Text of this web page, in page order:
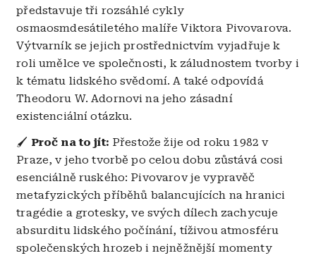
představuje tři rozsáhlé cykly
osmaosmdesátiletého malíře Viktora Pivovarova.
Výtvarník se jejich prostřednictvím vyjadřuje k
roli umělce ve společnosti, k záludnostem tvorby i
k tématu lidského svědomí. A také odpovídá
Theodoru W. Adornovi na jeho zásadní
existenciální otázku.
🖌️ Proč na to jít: Přestože žije od roku 1982 v
Praze, v jeho tvorbě po celou dobu zůstává cosi
esenciálně ruského: Pivovarov je vypravěč
metafyzických příběhů balancujících na hranici
tragédie a grotesky, ve svých dílech zachycuje
absurditu lidského počínání, tíživou atmosféru
společenských hrozeb i nejněžnější momenty